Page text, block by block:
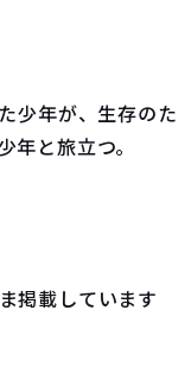
少年が、生存のた
と旅立つ。
掲載しています